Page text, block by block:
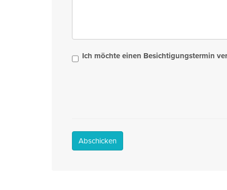
Ich möchte einen Besichtigungstermin
Abschicken